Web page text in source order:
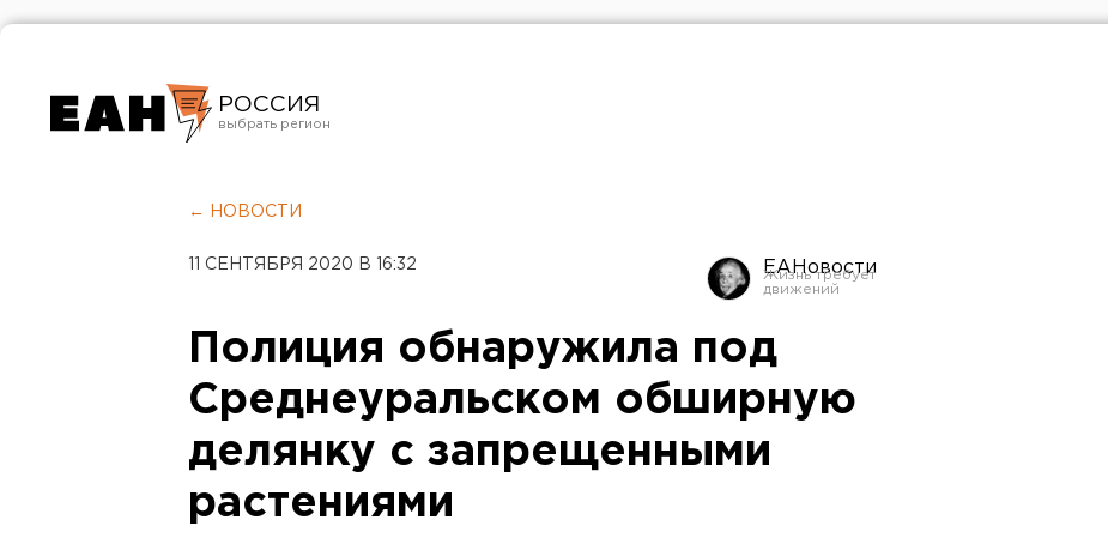
РОССИЯ
Челябинск
← НОВОСТИ
11 СЕНТЯБРЯ 2020 В 16:32 ЕАНовости
Полиция обнаружила под
Среднеуральском обширную
делянку с запрещенными
растениями